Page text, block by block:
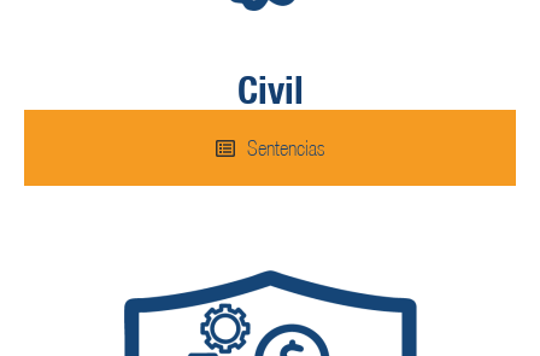
Civil
Sentencias